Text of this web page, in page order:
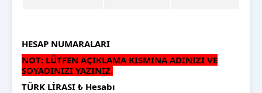
HESAP NUMARALARI
NOT: LÜTFEN AÇIKLAMA KISMINA ADINIZI VE
SOYADINIZI YAZINIZ.
TÜRK LİRASI ₺ Hesabı